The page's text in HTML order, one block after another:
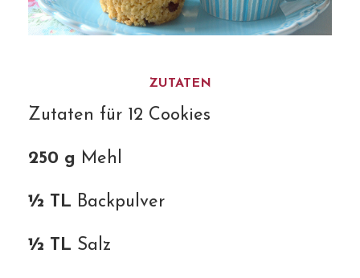
ZUTATEN
Zutaten für 12 Cookies
250 g Mehl
½ TL Backpulver
½ TL Salz